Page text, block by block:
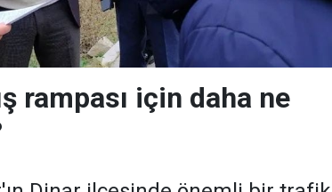
rampası için daha ne